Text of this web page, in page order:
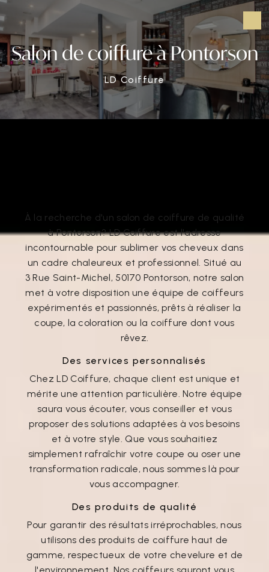
Salon de coiffure à Pontorson
LD Coiffure
À la recherche d'un salon de coiffure de qualité
à Pontorson? LD Coiffure est l'adresse
incontournable pour sublimer vos cheveux dans
un cadre chaleureux et professionnel. Situé au
3 Rue Saint-Michel, 50170 Pontorson, notre salon
met à votre disposition une équipe de coiffeurs
expérimentés et passionnés, prêts à réaliser la
coupe, la coloration ou la coiffure dont vous
rêvez.
Des services personnalisés
Chez LD Coiffure, chaque client est unique et
mérite une attention particulière. Notre équipe
saura vous écouter, vous conseiller et vous
proposer des solutions adaptées à vos besoins
et à votre style. Que vous souhaitiez
simplement rafraîchir votre coupe ou oser une
transformation radicale, nous sommes là pour
vous accompagner.
Des produits de qualité
Pour garantir des résultats irréprochables, nous
utilisons des produits de coiffure haut de
gamme, respectueux de votre chevelure et de
Panneau de gestion des cookies